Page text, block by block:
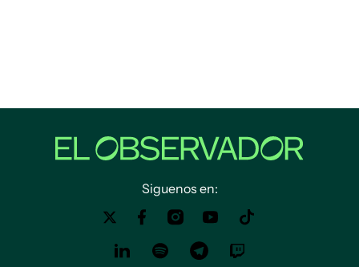
Siguenos en: